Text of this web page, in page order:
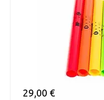
29,00 €